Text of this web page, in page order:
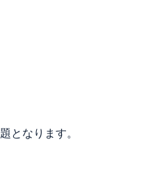
となります。